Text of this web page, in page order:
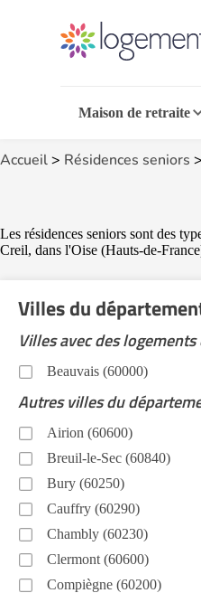
Maison de retraite
Accueil> Résidences seniors >
Les résidences seniors sont des
Creil, dans l'Oise (Hauts-de-
Villes du
Villes avec des
Beauvais (60000)
Autres villes du
Airion (60600)
Breuil-le-Sec (60840)
Bury (60250)
Cauffry (60290)
Chambly (60230)
Clermont (60600)
Compiègne (60200)